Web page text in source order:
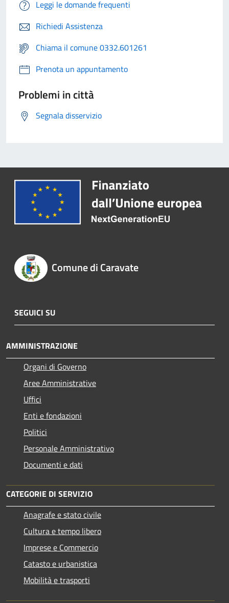
Leggi le domande frequenti
Richiedi Assistenza
Chiama il comune 0332.601261
Prenota un appuntamento
Problemi in città
Segnala disservizio
Comune di Caravate
SEGUICI SU
AMMINISTRAZIONE
Organi di Governo
Aree Amministrative
Uffici
Enti e fondazioni
Politici
Personale Amministrativo
Documenti e dati
CATEGORIE DI SERVIZIO
Anagrafe e stato civile
Cultura e tempo libero
Imprese e Commercio
Catasto e urbanistica
Mobilità e trasporti